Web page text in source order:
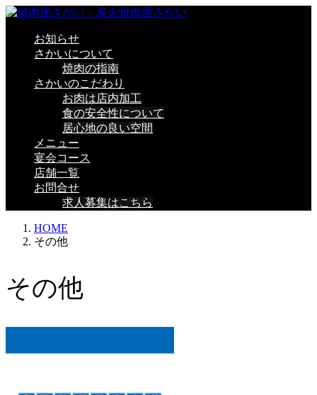
お知らせ
さかいについて
焼肉の指南
さかいのこだわり
お肉は店内加工
食の安全性について
居心地の良い空間
メニュー
宴会コース
店舗一覧
お問合せ
求人募集はこちら
HOME
その他
その他